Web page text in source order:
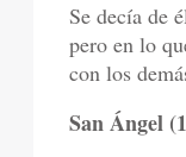
Se decía de
pero en lo
con los
San Ángel